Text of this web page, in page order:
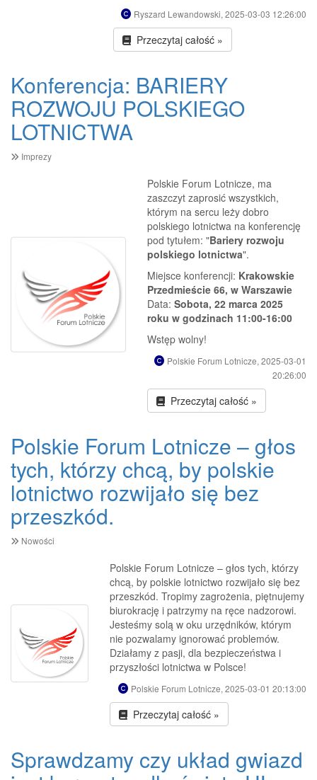
Ryszard Lewandowski, 2025-03-03 12:26:00
Przeczytaj całość »
Konferencja: BARIERY
ROZWOJU POLSKIEGO
LOTNICTWA
Imprezy
Polskie Forum Lotnicze, ma
zaszczyt zaprosić wszystkich,
którym na sercu leży dobro
polskiego lotnictwa na konferencję
pod tytułem: "Bariery rozwoju
polskiego lotnictwa".
Miejsce konferencji: Krakowskie
Przedmieście 66, w Warszawie
Data:Sobota, 22 marca 2025
roku w godzinach 11:00-16:00
Wstęp wolny!
Polskie Forum Lotnicze, 2025-03-01
20:26:00
Przeczytaj całość »
Polskie Forum Lotnicze – głos
tych, którzy chcą, by polskie
lotnictwo rozwijało się bez
przeszkód.
Nowości
Polskie Forum Lotnicze – głos tych, którzy
chcą, by polskie lotnictwo rozwijało się bez
przeszkód. Tropimy zagrożenia, piętnujemy
biurokrację i patrzymy na ręce nadzorowi.
Jesteśmy solą w oku urzędników, którym
nie pozwalamy ignorować problemów.
Działamy z pasji, dla bezpieczeństwa i
przyszłości lotnictwa w Polsce!
Polskie Forum Lotnicze, 2025-03-01 20:13:00
Przeczytaj całość »
Sprawdzamy czy układ gwiazd